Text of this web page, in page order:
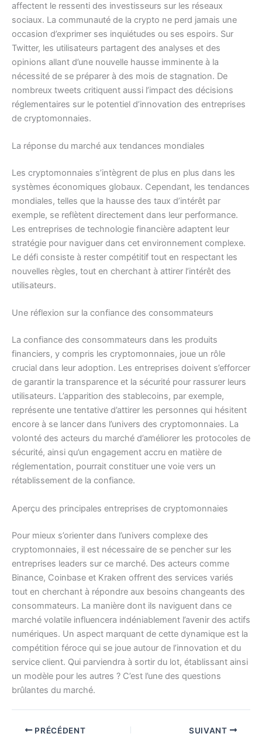
affectent le ressenti des investisseurs sur les réseaux
sociaux. La communauté de la crypto ne perd jamais une
occasion d’exprimer ses inquiétudes ou ses espoirs. Sur
Twitter, les utilisateurs partagent des analyses et des
opinions allant d’une nouvelle hausse imminente à la
nécessité de se préparer à des mois de stagnation. De
nombreux tweets critiquent aussi l’impact des décisions
réglementaires sur le potentiel d’innovation des entreprises
de cryptomonnaies.
La réponse du marché aux tendances mondiales
Les cryptomonnaies s’intègrent de plus en plus dans les
systèmes économiques globaux. Cependant, les tendances
mondiales, telles que la hausse des taux d’intérêt par
exemple, se reflètent directement dans leur performance.
Les entreprises de technologie financière adaptent leur
stratégie pour naviguer dans cet environnement complexe.
Le défi consiste à rester compétitif tout en respectant les
nouvelles règles, tout en cherchant à attirer l’intérêt des
utilisateurs.
Une réflexion sur la confiance des consommateurs
La confiance des consommateurs dans les produits
financiers, y compris les cryptomonnaies, joue un rôle
crucial dans leur adoption. Les entreprises doivent s’efforcer
de garantir la transparence et la sécurité pour rassurer leurs
utilisateurs. L’apparition des stablecoins, par exemple,
représente une tentative d’attirer les personnes qui hésitent
encore à se lancer dans l’univers des cryptomonnaies. La
volonté des acteurs du marché d’améliorer les protocoles de
sécurité, ainsi qu’un engagement accru en matière de
réglementation, pourrait constituer une voie vers un
rétablissement de la confiance.
Aperçu des principales entreprises de cryptomonnaies
Pour mieux s’orienter dans l’univers complexe des
cryptomonnaies, il est nécessaire de se pencher sur les
entreprises leaders sur ce marché. Des acteurs comme
Binance, Coinbase et Kraken offrent des services variés
tout en cherchant à répondre aux besoins changeants des
consommateurs. La manière dont ils naviguent dans ce
marché volatile influencera indéniablement l’avenir des actifs
numériques. Un aspect marquant de cette dynamique est la
compétition féroce qui se joue autour de l’innovation et du
service client. Qui parviendra à sortir du lot, établissant ainsi
un modèle pour les autres ? C’est l’une des questions
brûlantes du marché.
PRÉCÉDENT SUIVANT